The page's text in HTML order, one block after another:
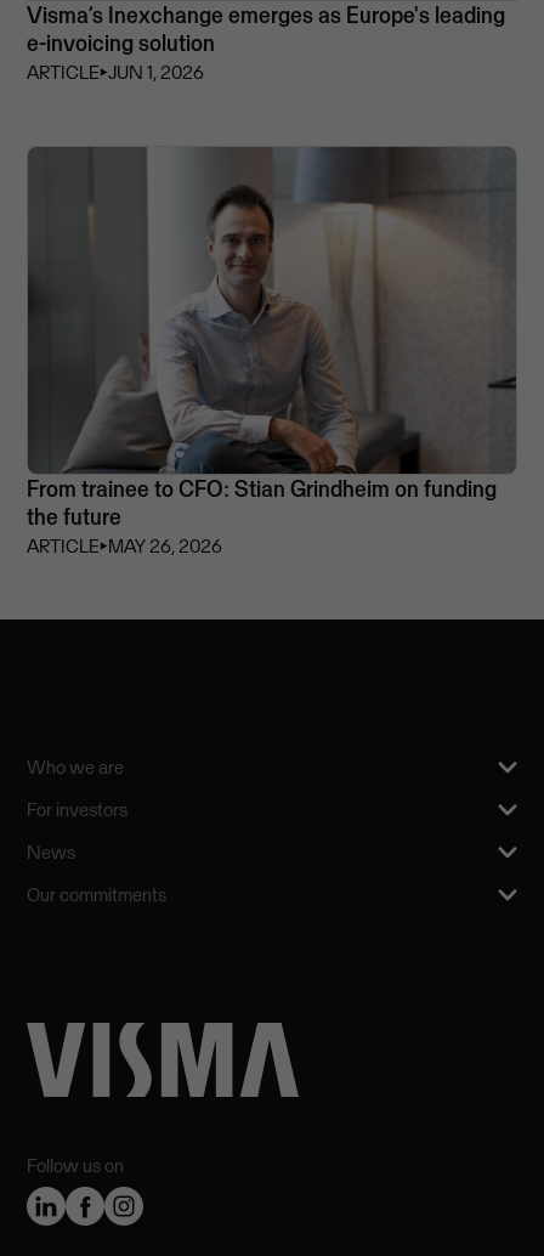
Visma’s Inexchange emerges as Europe's leading
e-invoicing solution
ARTICLE⏵JUN 1, 2026
From trainee to CFO: Stian Grindheim on funding
the future
ARTICLE⏵MAY 26, 2026
Follow us on
Who we are
For investors
News
Our commitments